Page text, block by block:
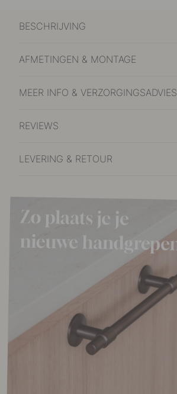
BESCHRIJVING
AFMETINGEN & MONTAGE
MEER INFO & VERZORGINGSADVIES
REVIEWS
LEVERING & RETOUR